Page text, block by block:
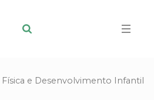
Física e Desenvolvimento Infantil